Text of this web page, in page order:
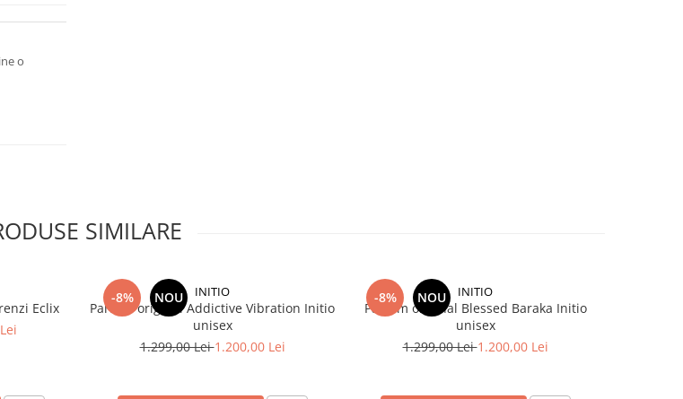
o
SIMILARE
Eclix
-8% NOU INITIO
Parfum original Addictive Vibration Initio
unisex
1.299,00 Lei1.200,00 Lei
-8% NOU INITIO
Parfum original Blessed Baraka Initio
unisex
1.299,00 Lei1.200,00 Lei